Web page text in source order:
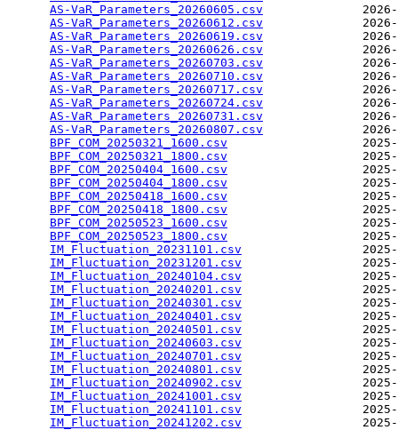
AS-VaR_Parameters_20260605.csv
AS-VaR_Parameters_20260612.csv
AS-VaR_Parameters_20260619.csv
AS-VaR_Parameters_20260626.csv
AS-VaR_Parameters_20260703.csv
AS-VaR_Parameters_20260710.csv
AS-VaR_Parameters_20260717.csv
AS-VaR_Parameters_20260724.csv
AS-VaR_Parameters_20260731.csv
AS-VaR_Parameters_20260807.csv
BPF_COM_20250321_1600.csv
BPF_COM_20250321_1800.csv
BPF_COM_20250404_1600.csv
BPF_COM_20250404_1800.csv
BPF_COM_20250418_1600.csv
BPF_COM_20250418_1800.csv
BPF_COM_20250523_1600.csv
BPF_COM_20250523_1800.csv
IM_Fluctuation_20231101.csv
IM_Fluctuation_20231201.csv
IM_Fluctuation_20240104.csv
IM_Fluctuation_20240201.csv
IM_Fluctuation_20240301.csv
IM_Fluctuation_20240401.csv
IM_Fluctuation_20240501.csv
IM_Fluctuation_20240603.csv
IM_Fluctuation_20240701.csv
IM_Fluctuation_20240801.csv
IM_Fluctuation_20240902.csv
IM_Fluctuation_20241001.csv
IM_Fluctuation_20241101.csv
IM_Fluctuation_20241202.csv